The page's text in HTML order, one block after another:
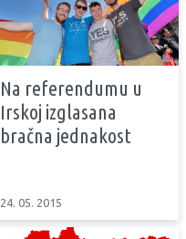
Na referendumu u
Irskoj izglasana
bračna jednakost
24. 05. 2015